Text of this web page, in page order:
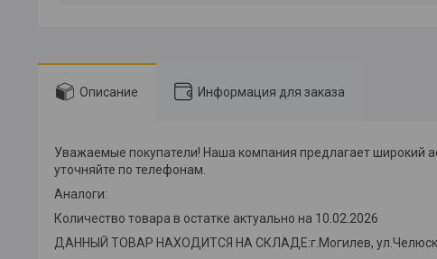
Описание Информация для заказа
Уважаемые покупатели! Наша компания предлагает широкий
уточняйте по телефонам.
Аналоги:
Количество товара в остатке актуально на 10.02.2026
ДАННЫЙ ТОВАР НАХОДИТСЯ НА СКЛАДE:г.Могилев,